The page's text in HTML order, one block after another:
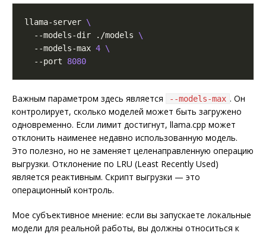
llama-server
  --models-dir ./models
  --models-max
4
  --port
8080
Важным параметром здесь является --models-max . Он
контролирует, сколько моделей может быть загружено
одновременно. Если лимит достигнут, llama.cpp может
отклонить наименее недавно использованную модель.
Это полезно, но не заменяет целенаправленную операцию
выгрузки. Отклонение по LRU (Least Recently Used)
является реактивным. Скрипт выгрузки — это
операционный контроль.
Мое субъективное мнение: если вы запускаете локальные
модели для реальной работы, вы должны относиться к